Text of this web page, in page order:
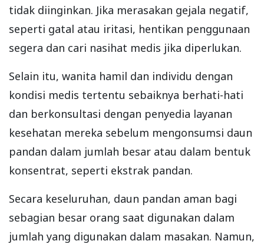
tidak diinginkan. Jika merasakan gejala negatif,
seperti gatal atau iritasi, hentikan penggunaan
segera dan cari nasihat medis jika diperlukan.
Selain itu, wanita hamil dan individu dengan
kondisi medis tertentu sebaiknya berhati-hati
dan berkonsultasi dengan penyedia layanan
kesehatan mereka sebelum mengonsumsi daun
pandan dalam jumlah besar atau dalam bentuk
konsentrat, seperti ekstrak pandan.
Secara keseluruhan, daun pandan aman bagi
sebagian besar orang saat digunakan dalam
jumlah yang digunakan dalam masakan. Namun,